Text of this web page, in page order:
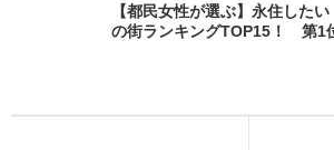
【都民女性が選ぶ】永住した
の街ランキングTOP15！ 第1